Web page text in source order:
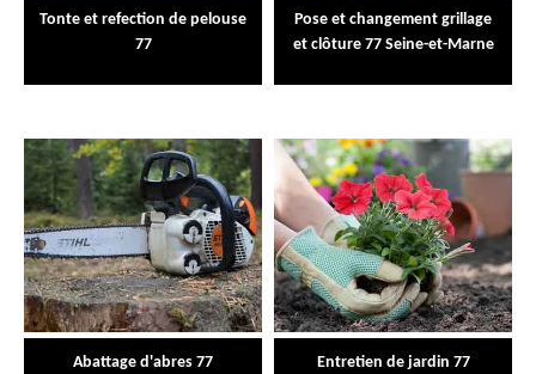
Tonte et refection de pelouse
77
Pose et changement grillage
et clôture 77 Seine-et-Marne
Abattage d'abres 77 Entretien de jardin 77